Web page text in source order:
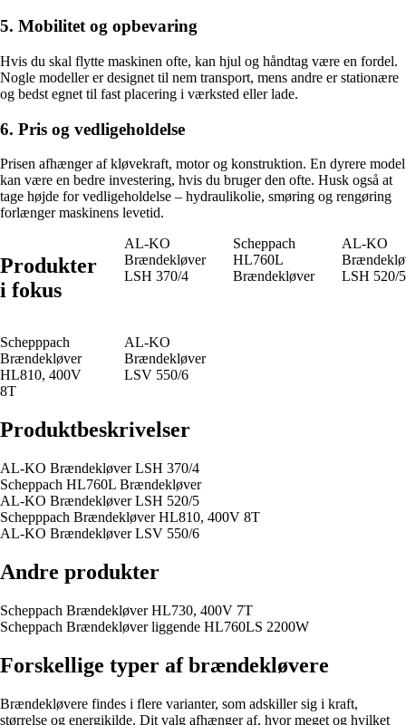
5. Mobilitet og opbevaring
Hvis du skal flytte maskinen ofte, kan hjul og håndtag være en fordel.
Nogle modeller er designet til nem transport, mens andre er stationære
og bedst egnet til fast placering i værksted eller lade.
6. Pris og vedligeholdelse
Prisen afhænger af kløvekraft, motor og konstruktion. En dyrere model
kan være en bedre investering, hvis du bruger den ofte. Husk også at
tage højde for vedligeholdelse – hydraulikolie, smøring og rengøring
forlænger maskinens levetid.
Produkter
i fokus
AL-KO
Brændekløver
LSH 370/4
Scheppach
HL760L
Brændekløver
AL-KO
LSH 520/5
Schepppach
Brændekløver
HL810, 400V
8T
AL-KO
Brændekløver
LSV 550/6
Produktbeskrivelser
AL-KO Brændekløver LSH 370/4
Scheppach HL760L Brændekløver
AL-KO Brændekløver LSH 520/5
Schepppach Brændekløver HL810, 400V 8T
AL-KO Brændekløver LSV 550/6
Andre produkter
Scheppach Brændekløver HL730, 400V 7T
Scheppach Brændekløver liggende HL760LS 2200W
Forskellige typer af brændekløvere
Brændekløvere findes i flere varianter, som adskiller sig i kraft,
størrelse og energikilde. Dit valg afhænger af, hvor meget og hvilket